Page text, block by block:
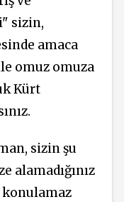
sizin,
amaca
omuz omuza
Kürt
sizin şu
alamadığınız